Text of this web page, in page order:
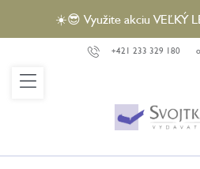
obsah
☀️😎 Využite akciu VEĽKÝ
+421 233 329 180